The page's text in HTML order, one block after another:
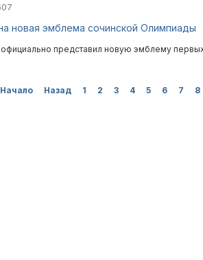
новая эмблема сочинской Олимпиады
представил новую эмблему
Начало Назад 1 2 3 4 5 6 7
8